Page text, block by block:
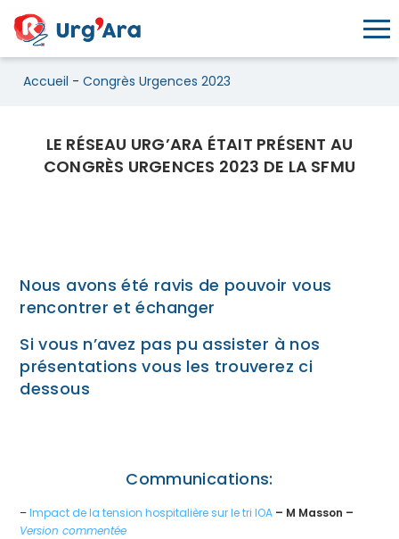
Accueil - Congrès Urgences 2023
Congrès Urgences 2023
LE RÉSEAU URG’ARA ÉTAIT PRÉSENT AU
CONGRÈS URGENCES 2023 DE LA SFMU
Nous avons été ravis de pouvoir vous
rencontrer et échanger
Si vous n’avez pas pu assister à nos
présentations vous les trouverez ci
dessous
Communications:
–Impact de la tension hospitalière sur le tri IOA – M Masson –
Version commentée